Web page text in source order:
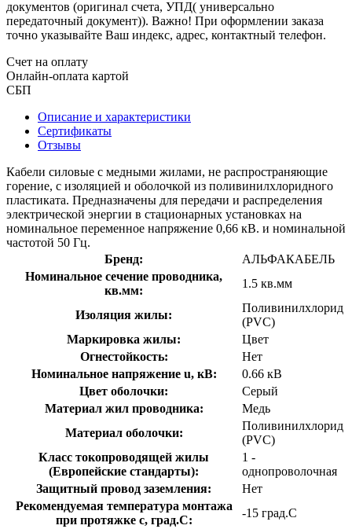
документов (оригинал счета, УПД( универсально
передаточный документ)). Важно! При оформлении заказа
точно указывайте Ваш индекс, адрес, контактный телефон.
Счет на оплату
Онлайн-оплата картой
СБП
Описание и характеристики
Сертификаты
Отзывы
Кабели силовые с медными жилами, не распространяющие
горение, с изоляцией и оболочкой из поливинилхлоридного
пластиката. Предназначены для передачи и распределения
электрической энергии в стационарных установках на
номинальное переменное напряжение 0,66 кВ. и номинальной
частотой 50 Гц.
Бренд:
АЛЬФАКАБЕЛЬ
Номинальное сечение проводника,
кв.мм:
1.5 кв.мм
Изоляция жилы:
Поливинилхлорид
(PVC)
Маркировка жилы:
Цвет
Огнестойкость:
Нет
Номинальное напряжение u, кВ:
0.66 кВ
Цвет оболочки:
Серый
Материал жил проводника:
Медь
Материал оболочки:
Поливинилхлорид
(PVC)
Класс токопроводящей жилы
(Европейские стандарты):
1 -
однопроволочная
Защитный провод заземления:
Нет
Рекомендуемая температура монтажа
при протяжке с, град.C:
-15 град.C